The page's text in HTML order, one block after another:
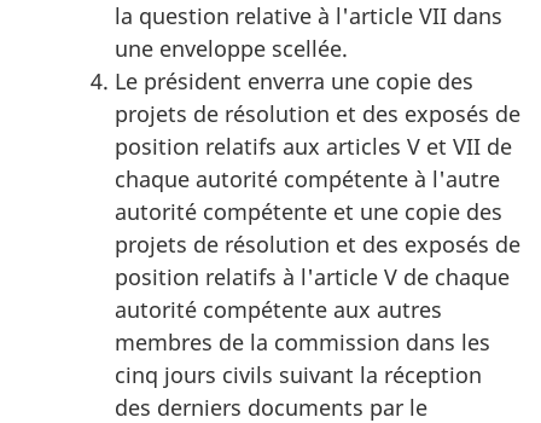
la question relative à l'article VII dans
une enveloppe scellée.
Le président enverra une copie des
projets de résolution et des exposés de
position relatifs aux articles V et VII de
chaque autorité compétente à l'autre
autorité compétente et une copie des
projets de résolution et des exposés de
position relatifs à l'article V de chaque
autorité compétente aux autres
membres de la commission dans les
cinq jours civils suivant la réception
des derniers documents par le